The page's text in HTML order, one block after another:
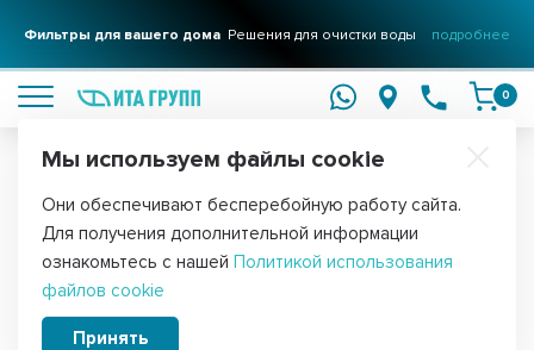
Фильтры для вашего дома Решения для очистки воды подробнее
0
Главная Запчасти для холодильников Реле для холодильников
Пускозащитные (пусковые) реле для
холодильников
Мы используем файлы cookie
Они обеспечивают бесперебойную работу сайта.
Для получения дополнительной информации
ознакомьтесь с нашей Политикой использования
файлов cookie
Принять